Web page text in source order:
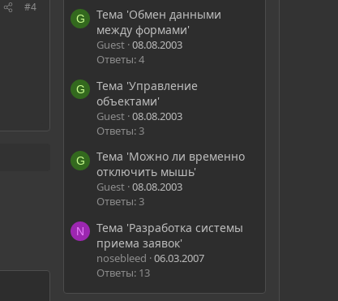
#4
G
Тема 'Обмен данными
между формами'
Guest 08.08.2003
Ответы: 4
G
Тема 'Управление
объектами'
Guest 08.08.2003
Ответы: 3
G
Тема 'Можно ли временно
отключить мышь'
Guest 08.08.2003
Ответы: 3
N
Тема 'Разработка системы
приема заявок'
nosebleed 06.03.2007
Ответы: 13